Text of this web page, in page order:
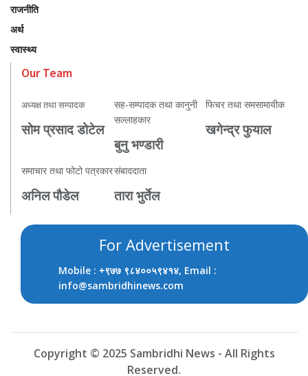
राजनीति
अर्थ
स्वास्थ्य
Our Team
अध्यक्ष तथा सम्पादक
सोम प्रसाद डोटेल
सह-सम्पादक तथा कानुनी
सल्लाहकार
बुनु भण्डारी
फिचर तथा समसामायीक
खगेन्द्र फुयाल
समाचार तथा फोटो पत्रकार
अनिल पौडेल
संबाददाता
तारा भुर्तेल
For Advertisement
Mobile : +९७७ ९८४००५९४१४, Email :
info@sambridhinews.com
Copyright © 2025 Sambridhi News - All Rights
Reserved.